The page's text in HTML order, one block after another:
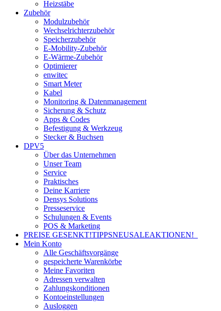
Heizstäbe
Zubehör
Modulzubehör
Wechselrichterzubehör
Speicherzubehör
E-Mobility-Zubehör
E-Wärme-Zubehör
Optimierer
enwitec
Smart Meter
Kabel
Monitoring & Datenmanagement
Sicherung & Schutz
Apps & Codes
Befestigung & Werkzeug
Stecker & Buchsen
DPV5
Über das Unternehmen
Unser Team
Service
Praktisches
Deine Karriere
Densys Solutions
Presseservice
Schulungen & Events
POS & Marketing
PREISE GESENKT!TIPPSNEUSALEAKTIONEN!
Mein Konto
Alle Geschäftsvorgänge
gespeicherte Warenkörbe
Meine Favoriten
Adressen verwalten
Zahlungskonditionen
Kontoeinstellungen
Ausloggen